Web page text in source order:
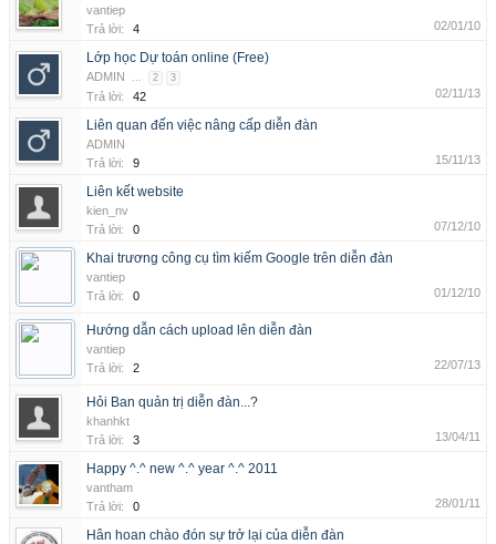
vantiep
Trả lời:
4 02/01/10
Lớp học Dự toán online (Free)
ADMIN ... 2 3
Trả lời: 42 02/11/13
Liên quan đến việc nâng cấp diễn đàn
ADMIN
Trả lời:
9 15/11/13
Liên kết website
kien_nv
Trả lời:
0 07/12/10
Khai trương công cụ tìm kiếm Google trên diễn đàn
vantiep
Trả lời:
0 01/12/10
Hướng dẫn cách upload lên diễn đàn
vantiep
Trả lời:
2 22/07/13
Hỏi Ban quản trị diễn đàn...?
khanhkt
Trả lời:
3 13/04/11
Happy ^.^ new ^.^ year ^.^ 2011
vantham
Trả lời:
0 28/01/11
Hân hoan chào đón sự trở lại của diễn đàn